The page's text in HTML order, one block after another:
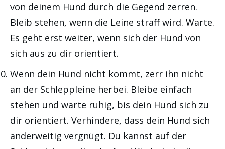
von deinem Hund durch die Gegend zerren.
Bleib stehen, wenn die Leine straff wird. Warte.
Es geht erst weiter, wenn sich der Hund von
sich aus zu dir orientiert.
Wenn dein Hund nicht kommt, zerr ihn nicht
an der Schleppleine herbei. Bleibe einfach
stehen und warte ruhig, bis dein Hund sich zu
dir orientiert. Verhindere, dass dein Hund sich
anderweitig vergnügt. Du kannst auf der